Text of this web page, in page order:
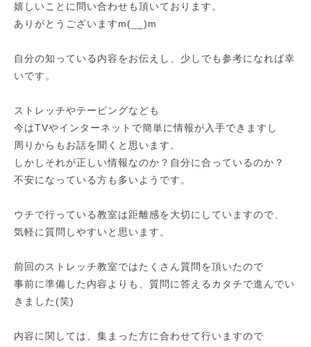
嬉しいことに問い合わせも頂いております。
ありがとうございますm(__)m
自分の知っている内容をお伝えし、少しでも参考になれば幸
いです。
ストレッチやテーピングなども
今はTVやインターネットで簡単に情報が入手できますし
周りからもお話を聞くと思います。
しかしそれが正しい情報なのか？自分に合っているのか？
不安になっている方も多いようです。
ウチで行っている教室は距離感を大切にしていますので、
気軽に質問しやすいと思います。
前回のストレッチ教室ではたくさん質問を頂いたので
事前に準備した内容よりも、質問に答えるカタチで進んでい
きました(笑)
内容に関しては、集まった方に合わせて行いますので